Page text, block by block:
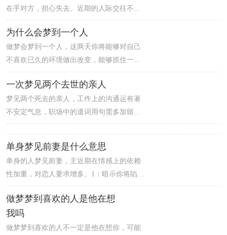
在乎对方，担心失去。近期的人际交往不太
顺利，无意间会发觉最信赖的朋友在背后说
自己的闲话，会受到很大的打击，想要治愈
心里的创伤需要一段很长的时间。建议梦者
不要太过烦恼，坦然面对。无法从过往的感
情中走出来。虽然有概率让你们做回朋友，
但是复合的话几乎不可能，建议你断了念
头。
为什么会梦到一个人
做梦会梦到一个人，这两天你将能够对自己
不喜欢已久的环境做出改变，能够抓住一切
出现的机会来进行创新。不过需要注意的
是，你进行革新的目的可能是为了大家共同
的利益，而你自己多半并不能从中得到什么
个人好处。
一次梦见两个去世的亲人
梦见两个死去的亲人，工作上的沟通运有著
不安定气息，职场中的遣词用句需多加留意
的一天。特别是对上司、前辈在提出建议
是这两天待人面上的关键喔。另外，别人家
的传言、坏话，不管是说或听都应避免，由
什麽地方会漏出去的暗示哟。跟家人也有发
单身梦见前妻是什么意思
单身的人梦见前妻，主近期在情感上的依赖
性加重，对恋人要求增多。1：暗示你将陷入
热恋，如醉如痴。2：暗示你在等待一段朦胧
的感情，可能你对某人很有好感，但刚刚开
始交往。3：表示恋爱旅途是会有不如意的事
发生。4：表示你长久的单恋将会有结果。
做梦梦到喜欢的人是他在想
我吗
做梦梦到喜欢的人不一定是他在想你，可能